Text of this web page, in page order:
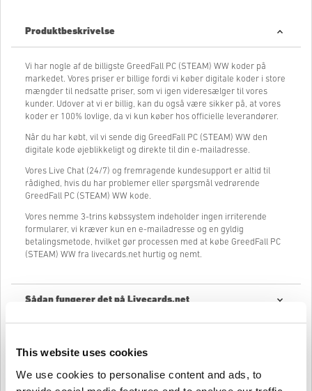
This website uses cookies
We use cookies to personalise content and ads, to
Produktbeskrivelse
Vi har nogle af de billigste GreedFall PC (STEAM) WW koder på
markedet. Vores priser er billige fordi vi køber digitale koder i store
mængder til nedsatte priser, som vi igen videresælger til vores
kunder. Udover at vi er billig, kan du også være sikker på, at vores
koder er 100% lovlige, da vi kun køber hos officielle leverandører.
Når du har købt, vil vi sende dig GreedFall PC (STEAM) WW den
digitale kode øjeblikkeligt og direkte til din e-mailadresse.
Vores Live Chat (24/7) og fremragende kundesupport er altid til
rådighed, hvis du har problemer eller spørgsmål vedrørende
GreedFall PC (STEAM) WW kode.
Vores nemme 3-trins købssystem indeholder ingen irriterende
formularer, vi kræver kun en e-mailadresse og en gyldig
betalingsmetode, hvilket gør processen med at købe GreedFall PC
(STEAM) WW fra livecards.net hurtig og nemt.
Sådan fungerer det på Livecards.net
nævnte udgivelsesdato, mens varer som er på lager
Skriv en anmeldelse